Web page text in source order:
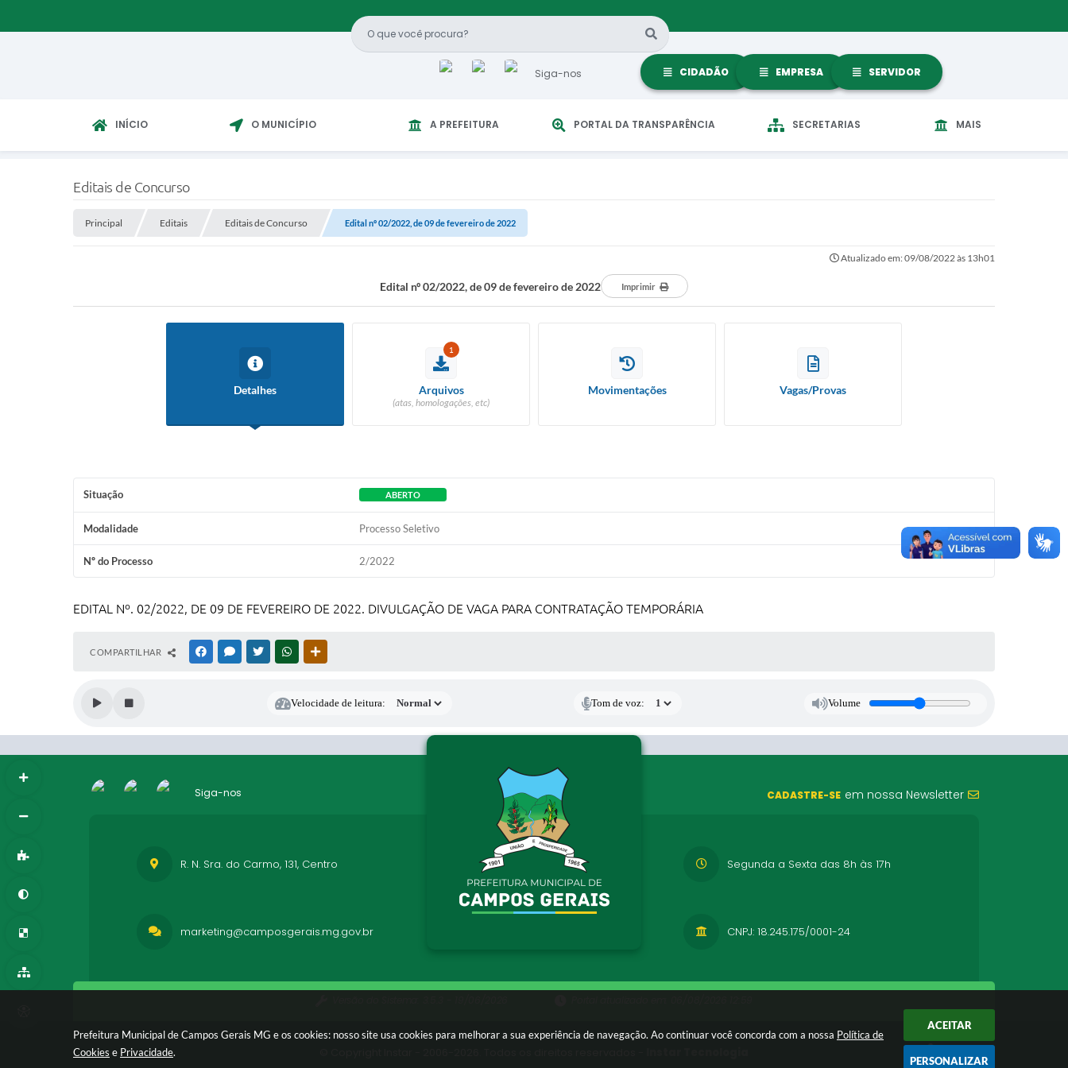
Prefeitura Municipal de Campos Gerais MG e os cookies: nosso site usa cookies para melhorar a sua experiência de navegação. Ao continuar você concorda com a nossa Política de
Cookies e Privacidade.
ACEITAR
PERSONALIZAR
Siga-nos CIDADÃO EMPRESA SERVIDOR
INÍCIO O MUNICÍPIO A PREFEITURA PORTAL DA TRANSPARÊNCIA SECRETARIAS MAIS
Editais de Concurso
Principal Editais Editais de Concurso Edital nº 02/2022, de 09 de fevereiro de 2022
Atualizado em: 09/08/2022 às 13h01
Edital nº 02/2022, de 09 de fevereiro de 2022 Imprimir
Detalhes
1
Arquivos
(atas, homologações, etc)
Movimentações Vagas/Provas
Situação ABERTO
Modalidade Processo Seletivo
Nº do Processo 2/2022
EDITAL Nº. 02/2022, DE 09 DE FEVEREIRO DE 2022. DIVULGAÇÃO DE VAGA PARA CONTRATAÇÃO TEMPORÁRIA
COMPARTILHAR FACEBOOKMESSENGER
TWITTERWHATSAPP
Velocidade de leitura: Tom de voz: Volume
Siga-nos CADASTRE-SE em nossa Newsletter
R. N. Sra. do Carmo, 131, Centro Segunda a Sexta das 8h às 17h
CNPJ: 18.245.175/0001-24
marketing@camposgerais.mg.gov.br